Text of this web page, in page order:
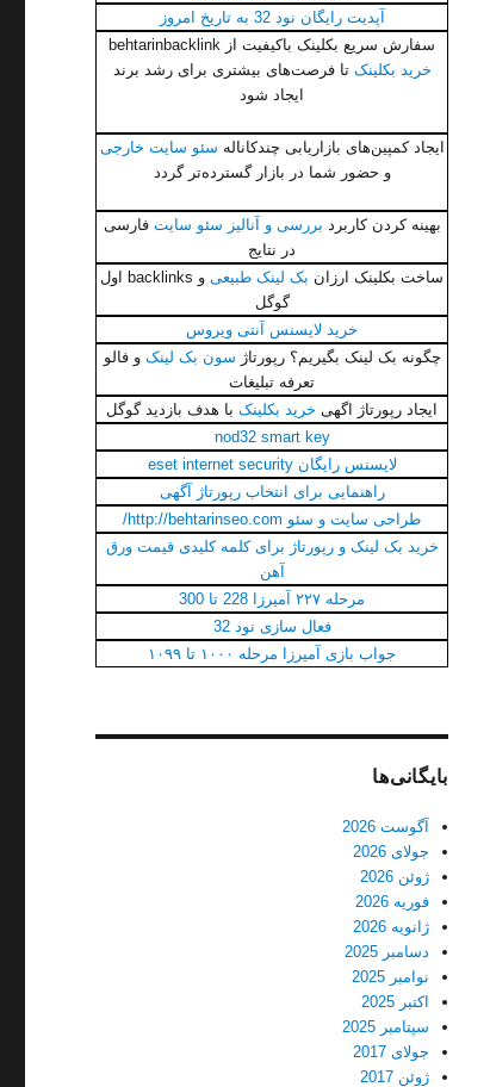
آپدیت رایگان نود 32 به تاریخ امروز
سفارش سریع بکلینک باکیفیت از behtarinbacklink
خرید بکلینک تا فرصت‌های بیشتری برای رشد برند
ایجاد شود
ایجاد کمپین‌های بازاریابی چندکاناله سئو سایت خارجی
و حضور شما در بازار گسترده‌تر گردد
بهینه کردن کاربرد بررسی و آنالیز سئو سایت فارسی
در نتایج
ساخت بکلینک ارزان بک لینک طبیعی
و backlinks اول
گوگل
خرید لایسنس آنتی ویروس
چگونه بک لینک بگیریم؟ رپورتاژ سون بک لینک و فالو
تعرفه تبلیغات
ایجاد رپورتاژ اگهی خرید بکلینکبا هدف بازديد گوگل
nod32 smart key
لایسنس رایگان eset internet security
راهنمایی برای انتخاب رپورتاژ آگهی
طراحی سایت و سئو http://behtarinseo.com/
خرید بک لینک و رپورتاژ برای کلمه کلیدی قیمت ورق
آهن
مرحله ۲۲۷ آمیرزا 228 تا 300
فعال سازی نود 32
جواب بازی آمیرزا مرحله ۱۰۰۰ تا ۱۰۹۹
بایگانی‌ها
آگوست 2026
جولای 2026
ژوئن 2026
فوریه 2026
ژانویه 2026
دسامبر 2025
نوامبر 2025
اکتبر 2025
سپتامبر 2025
جولای 2017
ژوئن 2017